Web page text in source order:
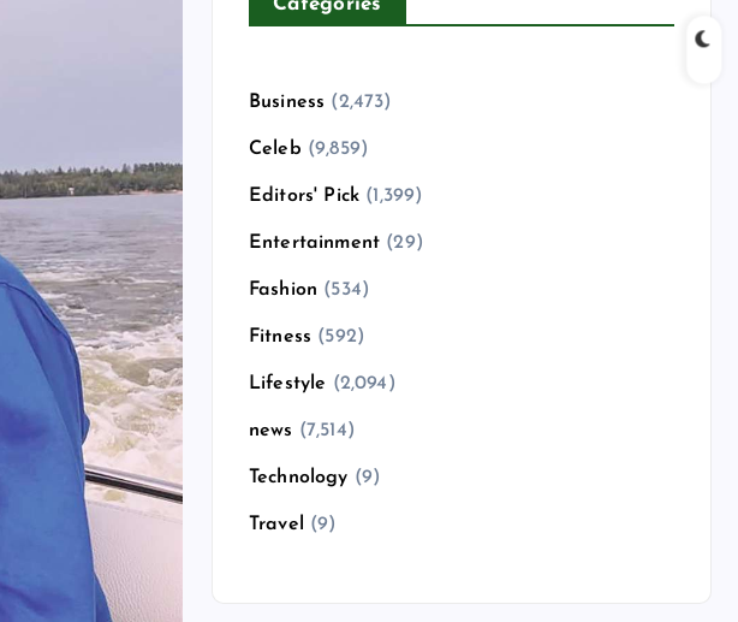
Categories
Business (2,473)
Celeb (9,859)
Editors' Pick (1,399)
Entertainment (29)
Fashion (534)
Fitness (592)
Lifestyle (2,094)
news (7,514)
Technology (9)
Travel (9)